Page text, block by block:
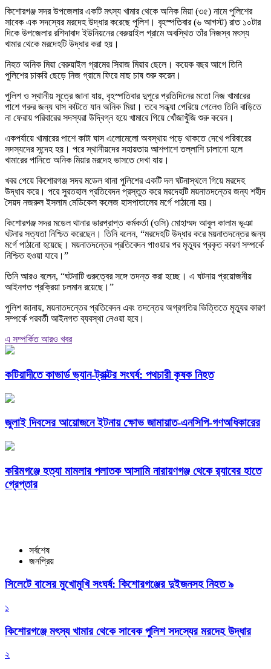
কিশোরগঞ্জ সদর উপজেলার একটি মৎস্য খামার থেকে অনিক মিয়া (৩৫) নামে পুলিশের
সাবেক এক সদস্যের মরদেহ উদ্ধার করেছে পুলিশ। বৃহস্পতিবার (৬ আগস্ট) রাত ১০টার
দিকে উপজেলার রশিদাবাদ ইউনিয়নের বেরুয়াইল গ্রামে অবস্থিত তাঁর নিজস্ব মৎস্য
খামার থেকে মরদেহটি উদ্ধার করা হয়।
নিহত অনিক মিয়া বেরুয়াইল গ্রামের সিরাজ মিয়ার ছেলে। কয়েক বছর আগে তিনি
পুলিশের চাকরি ছেড়ে নিজ গ্রামে ফিরে মাছ চাষ শুরু করেন।
পুলিশ ও স্থানীয় সূত্রে জানা যায়, বৃহস্পতিবার দুপুরে প্রতিদিনের মতো নিজ খামারের
পাশে গরুর জন্য ঘাস কাটতে যান অনিক মিয়া। তবে সন্ধ্যা পেরিয়ে গেলেও তিনি বাড়িতে
না ফেরায় পরিবারের সদস্যরা উদ্বিগ্ন হয়ে খামারে গিয়ে খোঁজাখুঁজি শুরু করেন।
একপর্যায়ে খামারের পাশে কাটা ঘাস এলোমেলো অবস্থায় পড়ে থাকতে দেখে পরিবারের
সদস্যদের সন্দেহ হয়। পরে স্থানীয়দের সহায়তায় আশপাশে তল্লাশি চালানো হলে
খামারের পানিতে অনিক মিয়ার মরদেহ ভাসতে দেখা যায়।
খবর পেয়ে কিশোরগঞ্জ সদর মডেল থানা পুলিশের একটি দল ঘটনাস্থলে গিয়ে মরদেহ
উদ্ধার করে। পরে সুরতহাল প্রতিবেদন প্রস্তুত করে মরদেহটি ময়নাতদন্তের জন্য শহীদ
সৈয়দ নজরুল ইসলাম মেডিকেল কলেজ হাসপাতালের মর্গে পাঠানো হয়।
কিশোরগঞ্জ সদর মডেল থানার ভারপ্রাপ্ত কর্মকর্তা (ওসি) মোহাম্মদ আবুল কালাম ভূঞা
ঘটনার সত্যতা নিশ্চিত করেছেন। তিনি বলেন, “মরদেহটি উদ্ধার করে ময়নাতদন্তের জন্য
মর্গে পাঠানো হয়েছে। ময়নাতদন্তের প্রতিবেদন পাওয়ার পর মৃত্যুর প্রকৃত কারণ সম্পর্কে
নিশ্চিত হওয়া যাবে।”
তিনি আরও বলেন, “ঘটনাটি গুরুত্বের সঙ্গে তদন্ত করা হচ্ছে। এ ঘটনায় প্রয়োজনীয়
আইনগত প্রক্রিয়া চলমান রয়েছে।”
পুলিশ জানায়, ময়নাতদন্তের প্রতিবেদন এবং তদন্তের অগ্রগতির ভিত্তিতে মৃত্যুর কারণ
সম্পর্কে পরবর্তী আইনগত ব্যবস্থা নেওয়া হবে।
এ সম্পর্কিত আরও খবর
কটিয়াদীতে কাভার্ড ভ্যান-ট্রাক্টর সংঘর্ষ: পথচারী কৃষক নিহত
জুলাই দিবসের আয়োজনে ইটনায় ক্ষোভ জামায়াত-এনসিপি-গণঅধিকারের
করিমগঞ্জে হত্যা মামলার পলাতক আসামি নারায়ণগঞ্জ থেকে র‌্যাবের হাতে
গ্রেপ্তার
সর্বশেষ
জনপ্রিয়
সিলেটে বাসের মুখোমুখি সংঘর্ষ: কিশোরগঞ্জের দুইজনসহ নিহত ৯
১
কিশোরগঞ্জে মৎস্য খামার থেকে সাবেক পুলিশ সদস্যের মরদেহ উদ্ধার
২